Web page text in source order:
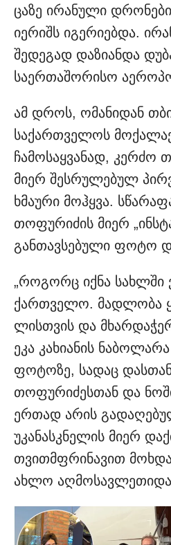
ცაზე ირანული
იერიშს იგერიებდა.
შედეგად დაზიანდა
საერთაშორისო
ამ დროს, ომანიდან
საქართველოს
ჩამოსაყვანად, კერძო
მიერ შესრულებულ
ხმაური მოჰყვა.
თოფურიძის მიერ
განთავსებული ფოტო
„რო­გორც იქნა
ქარ­თვე­ლო. მად­ლო­ბა
ლის­თვის და
ეკა კახიანის
ფოტოზე, სადაც
თოფურიძესთან და
ერთად არის
უკანასკნელის მიერ
თვითმფრინავით მოხდა
ახლო